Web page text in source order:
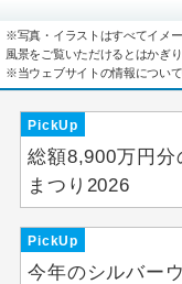
※写真・イラストはすべてイメ
風景をご覧いただけるとはかぎ
※当ウェブサイトの情報につい
PickUp
総額8,900万円
まつり2026
PickUp
今年のシルバー